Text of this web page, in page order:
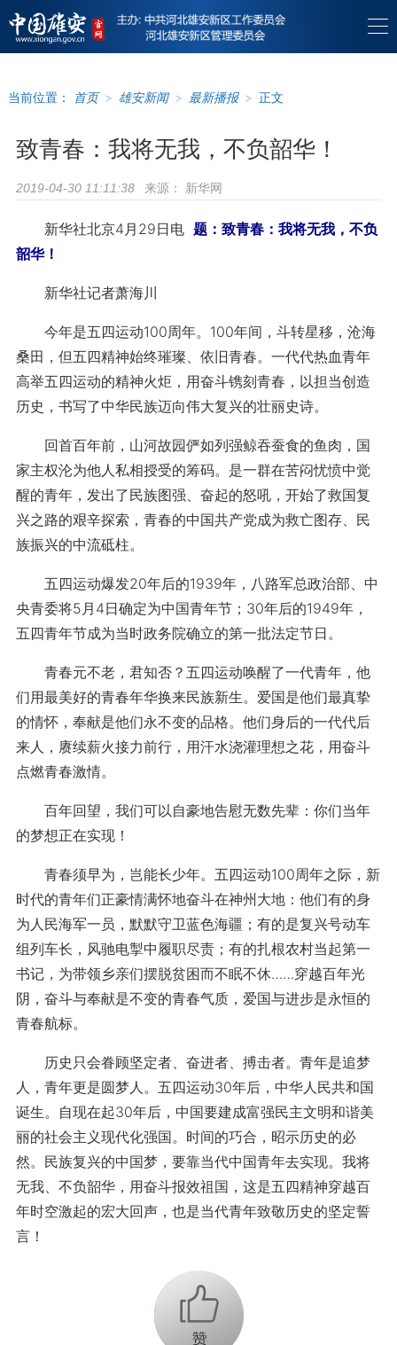
当前位置： 首页 > 雄安新闻 > 最新播报 > 正文
致青春：我将无我，不负韶华！
2019-04-30 11:11:38 来源： 新华网
新华社北京4月29日电 题：致青春：我将无我，不负
韶华！
新华社记者萧海川
今年是五四运动100周年。100年间，斗转星移，沧海
桑田，但五四精神始终璀璨、依旧青春。一代代热血青年
高举五四运动的精神火炬，用奋斗镌刻青春，以担当创造
历史，书写了中华民族迈向伟大复兴的壮丽史诗。
回首百年前，山河故园俨如列强鲸吞蚕食的鱼肉，国
家主权沦为他人私相授受的筹码。是一群在苦闷忧愤中觉
醒的青年，发出了民族图强、奋起的怒吼，开始了救国复
兴之路的艰辛探索，青春的中国共产党成为救亡图存、民
族振兴的中流砥柱。
五四运动爆发20年后的1939年，八路军总政治部、中
央青委将5月4日确定为中国青年节；30年后的1949年，
五四青年节成为当时政务院确立的第一批法定节日。
青春元不老，君知否？五四运动唤醒了一代青年，他
们用最美好的青春年华换来民族新生。爱国是他们最真挚
的情怀，奉献是他们永不变的品格。他们身后的一代代后
来人，赓续薪火接力前行，用汗水浇灌理想之花，用奋斗
点燃青春激情。
百年回望，我们可以自豪地告慰无数先辈：你们当年
的梦想正在实现！
青春须早为，岂能长少年。五四运动100周年之际，新
时代的青年们正豪情满怀地奋斗在神州大地：他们有的身
为人民海军一员，默默守卫蓝色海疆；有的是复兴号动车
组列车长，风驰电掣中履职尽责；有的扎根农村当起第一
书记，为带领乡亲们摆脱贫困而不眠不休……穿越百年光
阴，奋斗与奉献是不变的青春气质，爱国与进步是永恒的
青春航标。
历史只会眷顾坚定者、奋进者、搏击者。青年是追梦
人，青年更是圆梦人。五四运动30年后，中华人民共和国
诞生。自现在起30年后，中国要建成富强民主文明和谐美
丽的社会主义现代化强国。时间的巧合，昭示历史的必
然。民族复兴的中国梦，要靠当代中国青年去实现。我将
无我、不负韶华，用奋斗报效祖国，这是五四精神穿越百
年时空激起的宏大回声，也是当代青年致敬历史的坚定誓
言！
+1